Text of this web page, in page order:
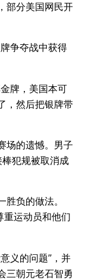
部分美国网民开
争夺战中获得
牌，美国本可
，然后把银牌带
场的遗憾。男子
犯规被取消成
负的做法。
重运动员和他们
义的问题”，并
三朝元老石智勇